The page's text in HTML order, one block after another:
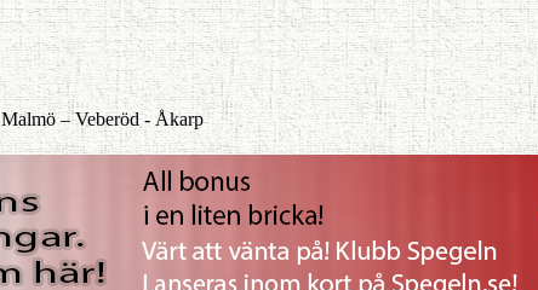
Malmö –Veberöd - Åkarp